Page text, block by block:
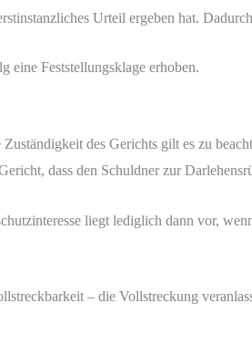
Urteil ergeben hat.
eine Feststellungsklage erhoben.
des Gerichts gilt es zu
dass den Schuldner zur
liegt lediglich dann vor,
– die Vollstreckung